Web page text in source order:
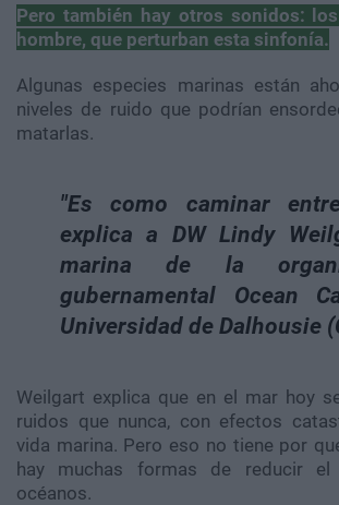
Pero también hay otros sonidos:
hombre, que perturban esta sinfonía.
Algunas especies marinas están
niveles de ruido que podrían
matarlas.
"Es como caminar
explica a DW Lindy
marina de la
gubernamental Ocean
Universidad de Dalhousie
Weilgart explica que en el mar hoy
ruidos que nunca, con efectos
vida marina. Pero eso no tiene por
hay muchas formas de reducir
océanos.